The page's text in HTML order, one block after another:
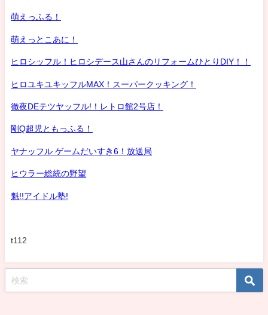
萌えっふる！
萌えっとこあに！
ヒロシッフル！ヒロシデース山さんのリフォームひとりDIY！！
ヒロユキユキッフルMAX！スーパークッキング！
徹夜DEテツヤッフル!！レトロ館2号店！
剛Q超児ともっふる！
ヤナッフル ゲームだいすき6！放送局
ヒウラー総統の野望
魁!!アイドル塾!
t112